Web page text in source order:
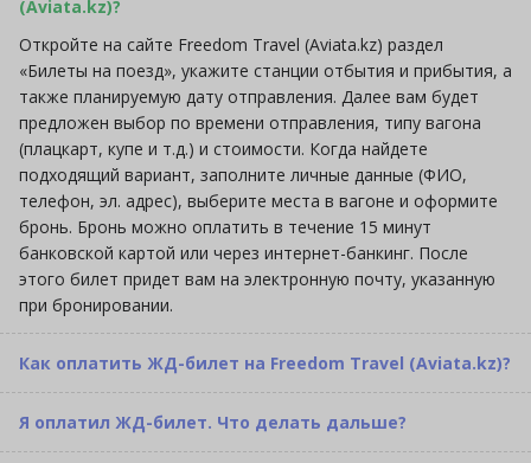
(Aviata.kz)?
Откройте на сайте Freedom Travel (Aviata.kz) раздел
«Билеты на поезд», укажите станции отбытия и прибытия, а
также планируемую дату отправления. Далее вам будет
предложен выбор по времени отправления, типу вагона
(плацкарт, купе и т.д.) и стоимости. Когда найдете
подходящий вариант, заполните личные данные (ФИО,
телефон, эл. адрес), выберите места в вагоне и оформите
бронь. Бронь можно оплатить в течение 15 минут
банковской картой или через интернет-банкинг. После
этого билет придет вам на электронную почту, указанную
при бронировании.
Как оплатить ЖД-билет на Freedom Travel (Aviata.kz)?
Я оплатил ЖД-билет. Что делать дальше?